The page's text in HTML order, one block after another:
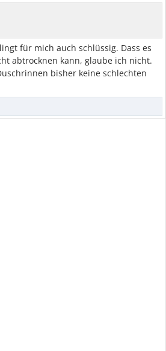
für mich auch schlüssig. Dass es
abtrocknen kann, glaube ich nicht.
bisher keine schlechten